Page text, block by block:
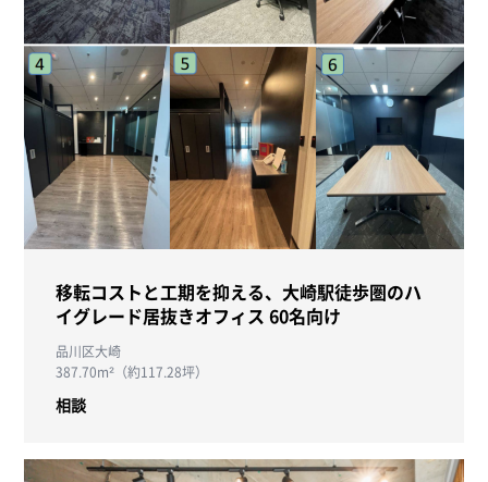
移転コストと工期を抑える、大崎駅徒歩圏のハ
イグレード居抜きオフィス 60名向け
品川区大崎
387.70m²（約117.28坪）
相談